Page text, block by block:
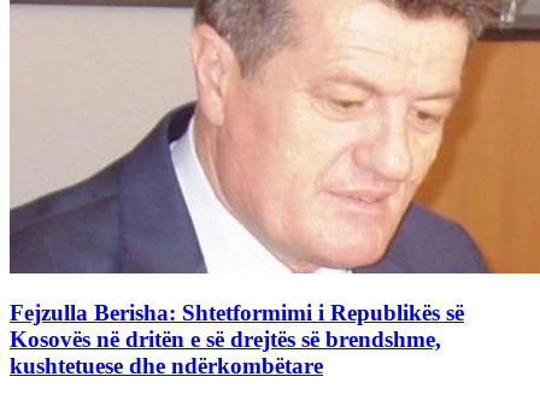
Fejzulla Berisha: Shtetformimi i Republikës së
Kosovës në dritën e së drejtës së brendshme,
kushtetuese dhe ndërkombëtare